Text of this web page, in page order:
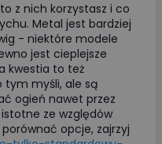
z nich korzystasz i co
Metal jest bardziej
- niektóre modele
jest cieplejsze
kwestia to też
tym myśli, ale są
ogień nawet przez
ze względów
opcje, zajrzyj